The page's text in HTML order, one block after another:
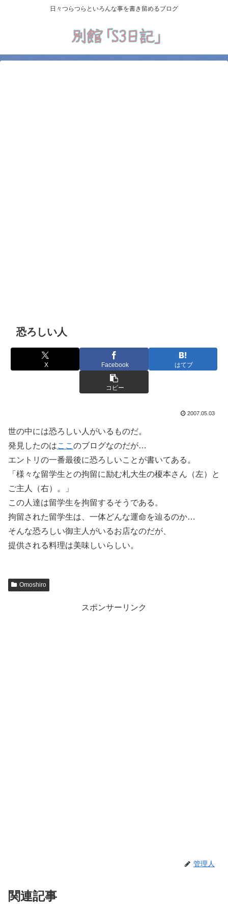
日々つらつらといろんな事を書き留めるブログ
恐ろしい人
X Facebook はてブ
コピー
2007.05.03
世の中には恐ろしい人がいるものだ。
発見したのはここ のブログなのだが…
エントリの一番最後に恐ろしいことが書いてある。
「様々な留学生との拘留に励む札大生の榎本さん（左）と
ご主人（右）。」
この人達は留学生を拘留するそうである。
拘留された留学生は、一体どんな運命を辿るのか…
そんな恐ろしい御主人がいるお店なのだが、
提供される料理は美味しいらしい。
Omoshiro
スポンサーリンク
管理人
関連記事